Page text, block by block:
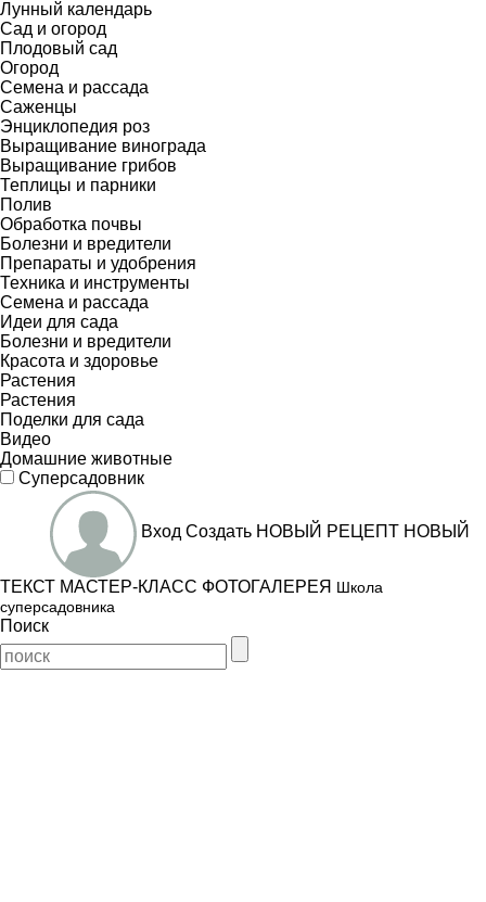
Лунный календарь
Сад и огород
Плодовый сад
Огород
Семена и рассада
Саженцы
Энциклопедия роз
Выращивание винограда
Выращивание грибов
Теплицы и парники
Полив
Обработка почвы
Болезни и вредители
Препараты и удобрения
Техника и инструменты
Семена и рассада
Идеи для сада
Болезни и вредители
Красота и здоровье
Растения
Растения
Поделки для сада
Видео
Домашние животные
Суперсадовник
Вход Создать НОВЫЙ РЕЦЕПТ НОВЫЙ
ТЕКСТ МАСТЕР-КЛАСС ФОТОГАЛЕРЕЯ Школа
суперсадовника
Поиск